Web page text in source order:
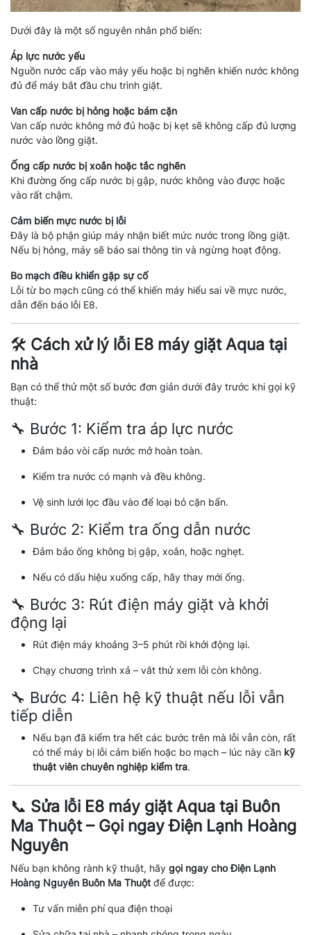
Dưới đây là một số nguyên nhân phổ biến:
Áp lực nước yếu
Nguồn nước cấp vào máy yếu hoặc bị nghẽn khiến nước không
đủ để máy bắt đầu chu trình giặt.
Van cấp nước bị hỏng hoặc bám cặn
Van cấp nước không mở đủ hoặc bị kẹt sẽ không cấp đủ lượng
nước vào lồng giặt.
Ống cấp nước bị xoắn hoặc tắc nghẽn
Khi đường ống cấp nước bị gập, nước không vào được hoặc
vào rất chậm.
Cảm biến mực nước bị lỗi
Đây là bộ phận giúp máy nhận biết mức nước trong lồng giặt.
Nếu bị hỏng, máy sẽ báo sai thông tin và ngừng hoạt động.
Bo mạch điều khiển gặp sự cố
Lỗi từ bo mạch cũng có thể khiến máy hiểu sai về mực nước,
dẫn đến báo lỗi E8.
🛠️ Cách xử lý lỗi E8 máy giặt Aqua tại
nhà
Bạn có thể thử một số bước đơn giản dưới đây trước khi gọi kỹ
thuật:
🔧 Bước 1: Kiểm tra áp lực nước
Đảm bảo vòi cấp nước mở hoàn toàn.
Kiểm tra nước có mạnh và đều không.
Vệ sinh lưới lọc đầu vào để loại bỏ cặn bẩn.
🔧 Bước 2: Kiểm tra ống dẫn nước
Đảm bảo ống không bị gập, xoắn, hoặc nghẹt.
Nếu có dấu hiệu xuống cấp, hãy thay mới ống.
🔧 Bước 3: Rút điện máy giặt và khởi
động lại
Rút điện máy khoảng 3–5 phút rồi khởi động lại.
Chạy chương trình xả – vắt thử xem lỗi còn không.
🔧 Bước 4: Liên hệ kỹ thuật nếu lỗi vẫn
tiếp diễn
Nếu bạn đã kiểm tra hết các bước trên mà lỗi vẫn còn, rất
có thể máy bị lỗi cảm biến hoặc bo mạch – lúc này cần kỹ
thuật viên chuyên nghiệp kiểm tra.
📞 Sửa lỗi E8 máy giặt Aqua tại Buôn
Ma Thuột – Gọi ngay Điện Lạnh Hoàng
Nguyên
Nếu bạn không rành kỹ thuật, hãy gọi ngay cho Điện Lạnh
Hoàng Nguyên Buôn Ma Thuột để được:
Tư vấn miễn phí qua điện thoại